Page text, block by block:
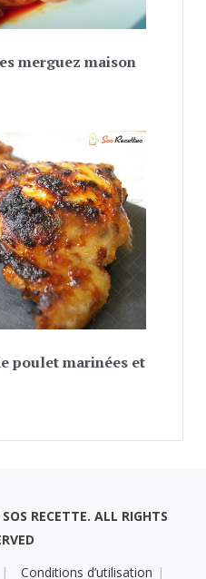
merguez maison
poulet marinées et
RECETTE. ALL RIGHTS
Conditions d’utilisation